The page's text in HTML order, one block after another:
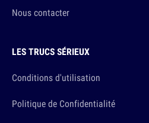
Nous contacter
LES TRUCS SÉRIEUX
Conditions d'utilisation
Politique de Confidentialité